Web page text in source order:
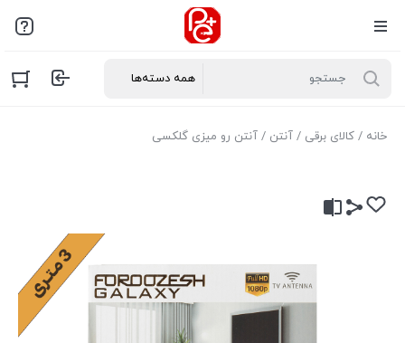
خانه / کالای برقی / آنتن / آنتن رو میزی گلکسی